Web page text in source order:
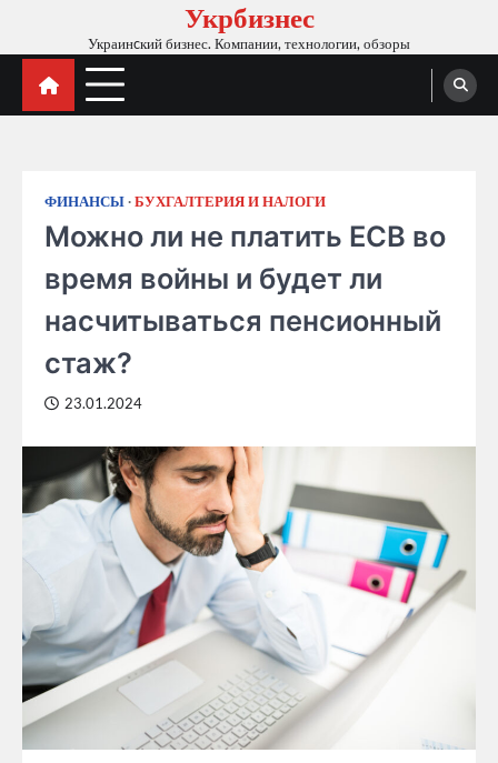
content
Укрбизнес
Украинcкий бизнес. Компании, технологии, обзоры
ФИНАНСЫ БУХГАЛТЕРИЯ И НАЛОГИ
Можно ли не платить ЕСВ во
время войны и будет ли
насчитываться пенсионный
стаж?
23.01.2024